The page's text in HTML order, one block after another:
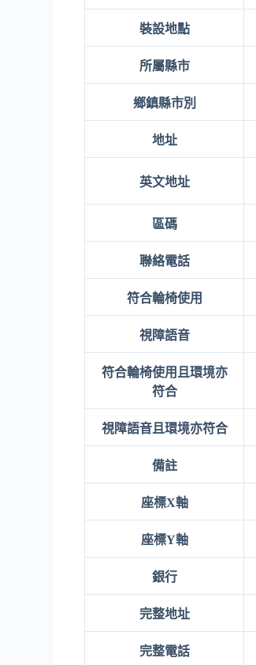
裝設地點
所屬縣市
鄉鎮縣市別
地址
英文地址
區碼
聯絡電話
符合輪椅使用
視障語音
符合輪椅使用且環境亦
符合
視障語音且環境亦符合
備註
座標X軸
座標Y軸
銀行
完整地址
完整電話